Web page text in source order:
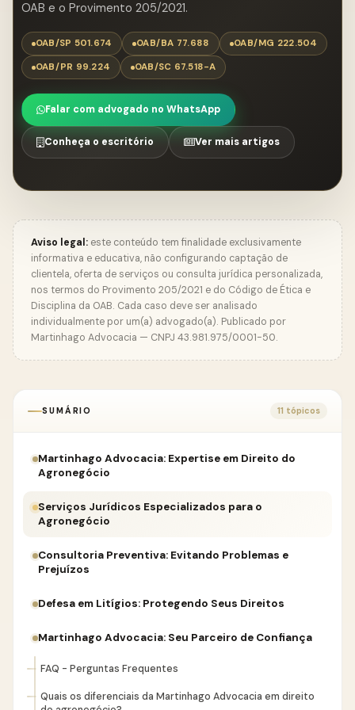
OAB e o Provimento 205/2021.
OAB/SP 501.674 OAB/BA 77.688
OAB/MG 222.504
OAB/PR 99.224
OAB/SC 67.518-A
Falar com advogado no WhatsApp
Conheça o escritório Ver mais artigos
Aviso legal: este conteúdo tem finalidade exclusivamente
informativa e educativa, não configurando captação de
clientela, oferta de serviços ou consulta jurídica personalizada,
nos termos do Provimento 205/2021 e do Código de Ética e
Disciplina da OAB. Cada caso deve ser analisado
individualmente por um(a) advogado(a). Publicado por
Martinhago Advocacia — CNPJ 43.981.975/0001-50.
SUMÁRIO 11 tópicos
Martinhago Advocacia: Expertise em Direito do
Agronegócio
Serviços Jurídicos Especializados para o
Agronegócio
Consultoria Preventiva: Evitando Problemas e
Prejuízos
Defesa em Litígios: Protegendo Seus Direitos
Martinhago Advocacia: Seu Parceiro de Confiança
FAQ - Perguntas Frequentes
Quais os diferenciais da Martinhago Advocacia em direito